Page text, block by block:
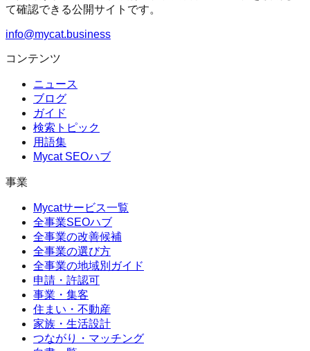
て確認できる公開サイトです。
info@mycat.business
コンテンツ
ニュース
ブログ
ガイド
検索トピック
用語集
Mycat SEOハブ
事業
Mycatサービス一覧
全事業SEOハブ
全事業の改善候補
全事業の選び方
全事業の地域別ガイド
申請・許認可
事業・集客
住まい・不動産
家族・生活設計
つながり・マッチング